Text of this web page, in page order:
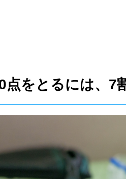
点をとるには、7